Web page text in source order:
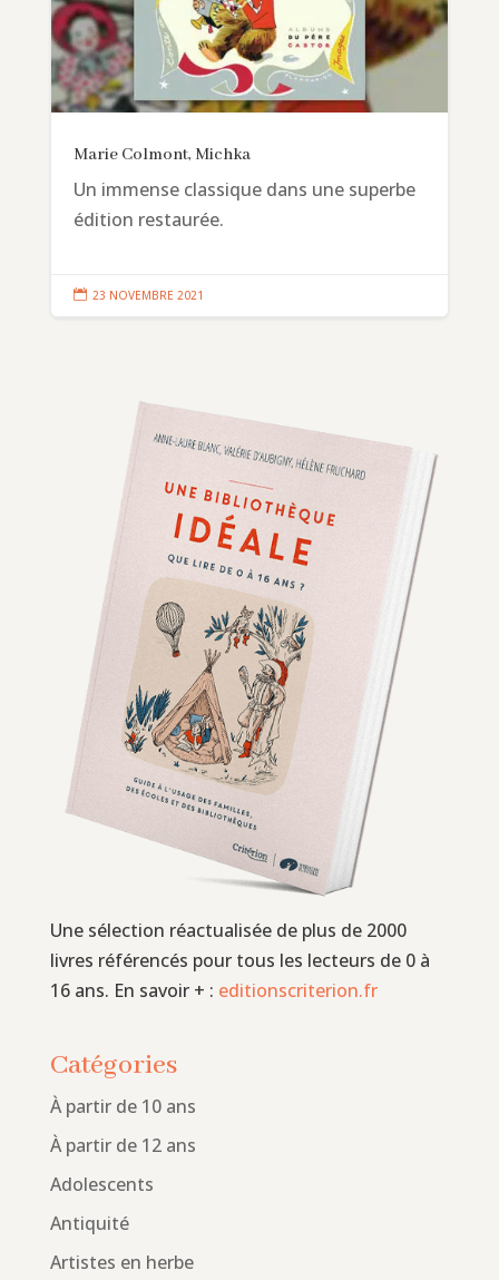
Marie Colmont, Michka
Un immense classique dans une superbe
édition restaurée.
 23 NOVEMBRE 2021
Une sélection réactualisée de plus de 2000
livres référencés pour tous les lecteurs de 0 à
16 ans. En savoir + : editionscriterion.fr
Catégories
À partir de 10 ans
À partir de 12 ans
Adolescents
Antiquité
Artistes en herbe